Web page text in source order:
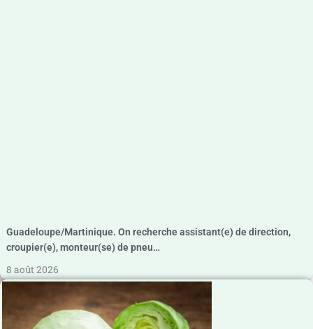
Guadeloupe/Martinique. On recherche assistant(e) de direction,
croupier(e), monteur(se) de pneu…
8 août 2026